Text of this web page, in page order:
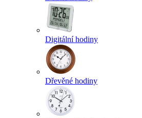
Digitální hodiny
Dřevěné hodiny